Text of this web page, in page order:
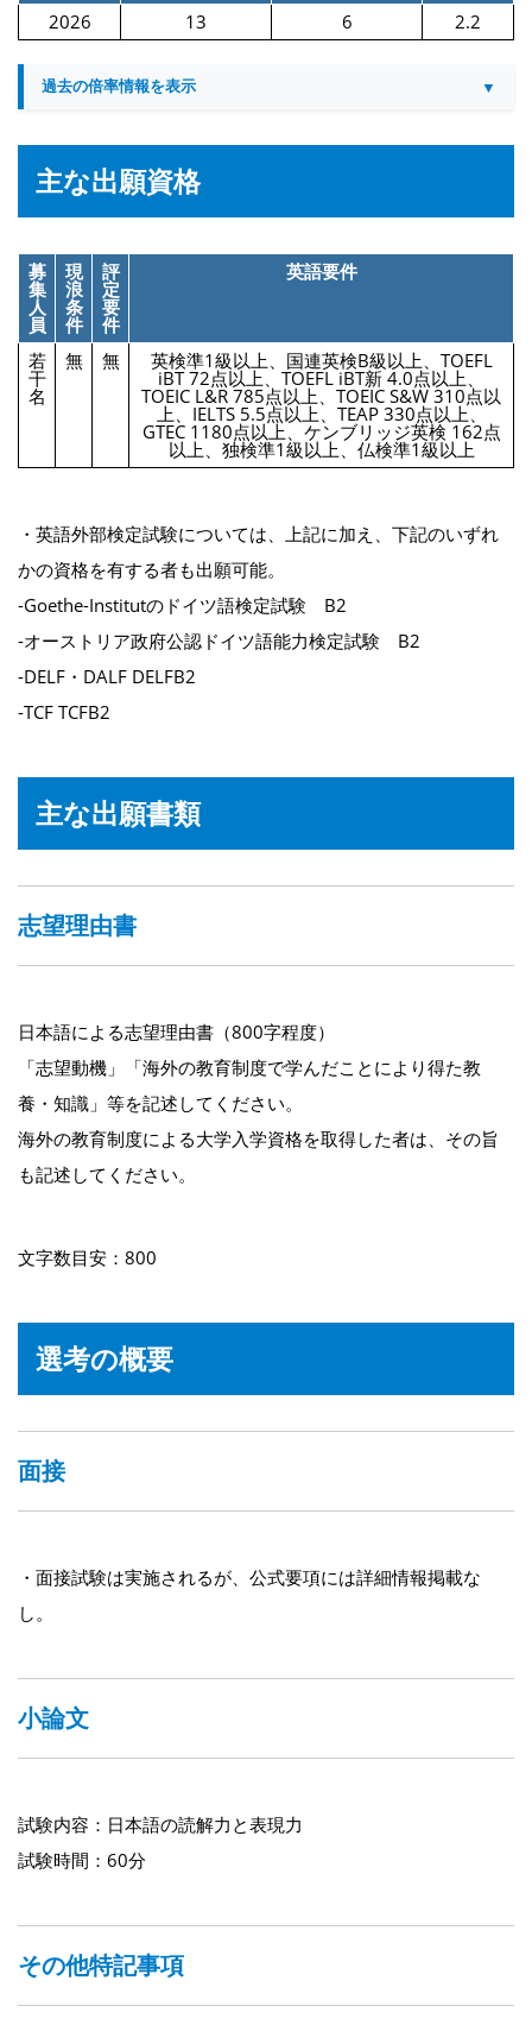
2026
13 6 2.2
過去の倍率情報を表示
主な出願資格
募
集
人
員
現
浪
条
件
評
定
要
件
英語要件
若
干
名
無 無 英検準1級以上、国連英検B級以上、TOEFL
iBT 72点以上、TOEFL iBT新 4.0点以上、
TOEIC L&R 785点以上、TOEIC S&W 310点以
上、IELTS 5.5点以上、TEAP 330点以上、
GTEC 1180点以上、ケンブリッジ英検 162点
以上、独検準1級以上、仏検準1級以上
・英語外部検定試験については、上記に加え、下記のいずれ
かの資格を有する者も出願可能。
-Goethe-Institutのドイツ語検定試験 B2
-オーストリア政府公認ドイツ語能力検定試験 B2
-DELF・DALF DELFB2
-TCF TCFB2
主な出願書類
志望理由書
日本語による志望理由書（800字程度）
「志望動機」「海外の教育制度で学んだことにより得た教
養・知識」等を記述してください。
海外の教育制度による大学入学資格を取得した者は、その旨
も記述してください。
文字数目安：800
選考の概要
面接
・面接試験は実施されるが、公式要項には詳細情報掲載な
し。
小論文
試験内容：日本語の読解力と表現力
試験時間：60分
その他特記事項